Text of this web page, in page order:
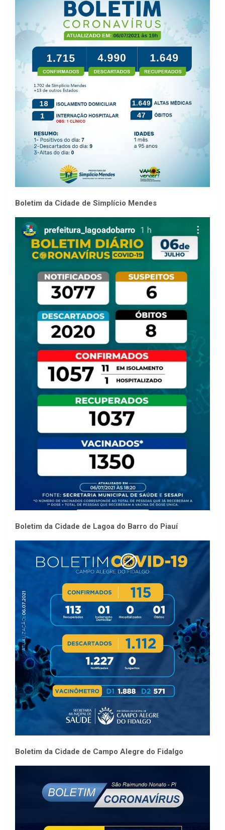
Boletim da Cidade de Simplício Mendes
Boletim da Cidade de Lagoa do Barro do Piauí
Boletim da Cidade de Campo Alegre do Fidalgo